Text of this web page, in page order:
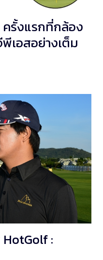
รั้งแรกที่กล้อง
เอสอย่างเต็ม
: